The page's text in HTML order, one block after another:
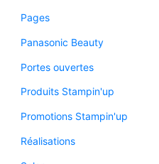
Pages
Panasonic Beauty
Portes ouvertes
Produits Stampin'up
Promotions Stampin'up
Réalisations